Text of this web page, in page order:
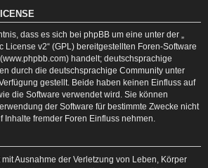
dass es sich bei phpBB um eine unter der „
License v2“ (GPL) bereitgestellten Foren-Software
handelt; deutschsprachige
durch die deutschsprachige Community unter
gestellt. Beide haben keinen Einfluss auf
die Software verwendet wird. Sie können
der Software für bestimmte Zwecke nicht
Inhalte fremder Foren Einfluss nehmen.
Ausnahme der Verletzung von Leben, Körper